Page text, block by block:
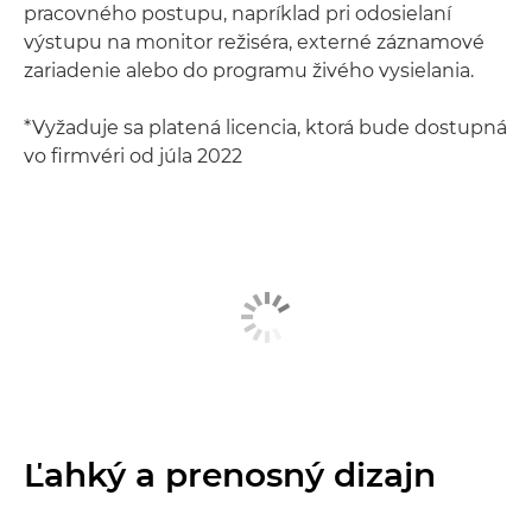
pracovného postupu, napríklad pri odosielaní
výstupu na monitor režiséra, externé záznamové
zariadenie alebo do programu živého vysielania.
*Vyžaduje sa platená licencia, ktorá bude dostupná
vo firmvéri od júla 2022
Ľahký a prenosný dizajn